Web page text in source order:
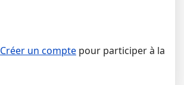
Créer un compte pour participer à la